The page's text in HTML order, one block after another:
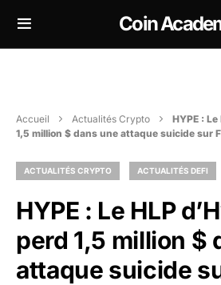
Coin
Accueil Actualités Crypto
HYPE :
1,5 million $ dans une attaque suicide sur
ACTUALITÉS CRYPTO ACTUALITÉS DEFI
HYPE : Le HLP
perd 1,5 million $
attaque suicide